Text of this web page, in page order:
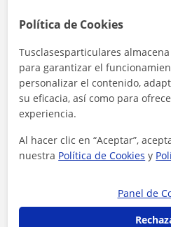
Zona de Giovannni
Localidades a las que se
Badalona
Barcelona
Castelldefels
Sabadell
Política de Cookies
Tusclasesparticulares
para garantizar el
personalizar el contenido,
su eficacia, así como para
experiencia.
Al hacer clic en “Aceptar”,
nuestra Política de Cookies y
Panel de